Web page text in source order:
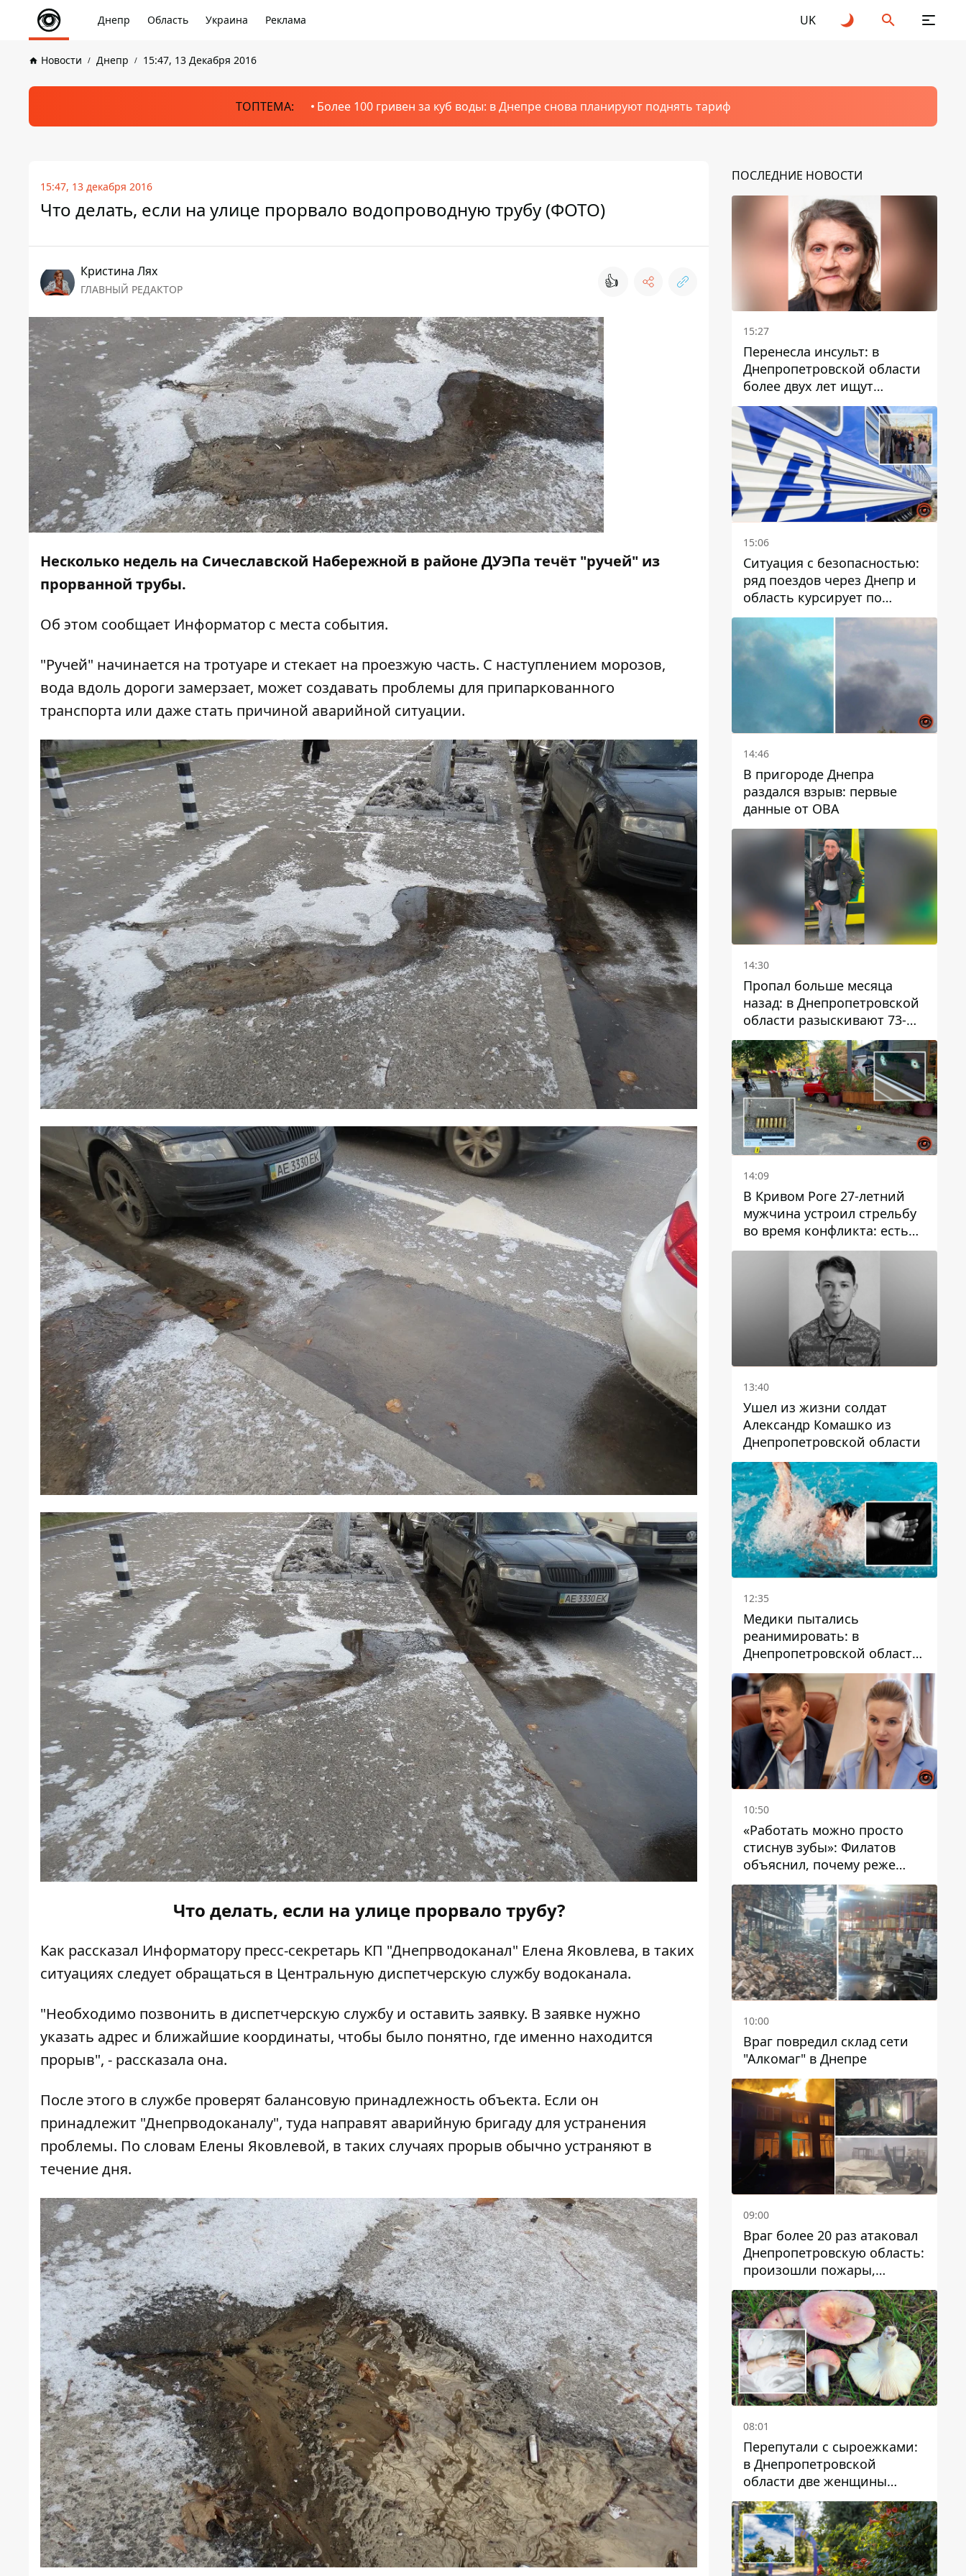
Днепр Область Украина Реклама UK
Новости Днепр 15:47, 13 Декабря 2016
ТОПТЕМА: Более 100 гривен за куб воды: в Днепре снова планируют поднять тариф
15:47, 13 декабря 2016
Что делать, если на улице прорвало водопроводную трубу (ФОТО)
Кристина Лях
ГЛАВНЫЙ РЕДАКТОР 👍
Несколько недель на Сичеславской Набережной в районе ДУЭПа течёт "ручей" из
прорванной трубы.
Об этом сообщает Информатор с места события.
"Ручей" начинается на тротуаре и стекает на проезжую часть. С наступлением морозов,
вода вдоль дороги замерзает, может создавать проблемы для припаркованного
транспорта или даже стать причиной аварийной ситуации.
Что делать, если на улице прорвало трубу?
Как рассказал Информатору пресс-секретарь КП "Днепрводоканал" Елена Яковлева, в таких
ситуациях следует обращаться в Центральную диспетчерскую службу водоканала.
"Необходимо позвонить в диспетчерскую службу и оставить заявку. В заявке нужно
указать адрес и ближайшие координаты, чтобы было понятно, где именно находится
прорыв", - рассказала она.
После этого в службе проверят балансовую принадлежность объекта. Если он
принадлежит "Днепрводоканалу", туда направят аварийную бригаду для устранения
проблемы. По словам Елены Яковлевой, в таких случаях прорыв обычно устраняют в
течение дня.
ПОСЛЕДНИЕ НОВОСТИ
15:27
Перенесла инсульт: в
Днепропетровской области
более двух лет ищут
пропавшую женщину
15:06
Ситуация с безопасностью:
ряд поездов через Днепр и
область курсирует по
измененному маршруту, а
часть пути заменили
автобусами и электричками
14:46
В пригороде Днепра
раздался взрыв: первые
данные от ОВА
14:30
Пропал больше месяца
назад: в Днепропетровской
области разыскивают 73-
летнего мужчину
14:09
В Кривом Роге 27-летний
мужчина устроил стрельбу
во время конфликта: есть
раненый
13:40
Ушел из жизни солдат
Александр Комашко из
Днепропетровской области
12:35
Медики пытались
реанимировать: в
Днепропетровской области
двухлетний мальчик утонул
в бассейне
10:50
«Работать можно просто
стиснув зубы»: Филатов
объяснил, почему реже
пишет в соцсетях и
раскритиковал медийность
чиновников
10:00
Враг повредил склад сети
"Алкомаг" в Днепре
09:00
Враг более 20 раз атаковал
Днепропетровскую область:
произошли пожары,
повреждены дома,
инфраструктура и авто
08:01
Перепутали с сыроежками:
в Днепропетровской
области две женщины
отравились грибами